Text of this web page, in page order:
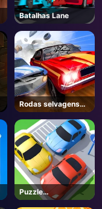
Batalhas Lane
Rodas selvagens
3D
Puzzle
Estacionamento 3d